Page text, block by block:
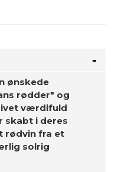
ønskede
rødder" og
værdifuld
skabt i deres
rødvin fra et
solrig